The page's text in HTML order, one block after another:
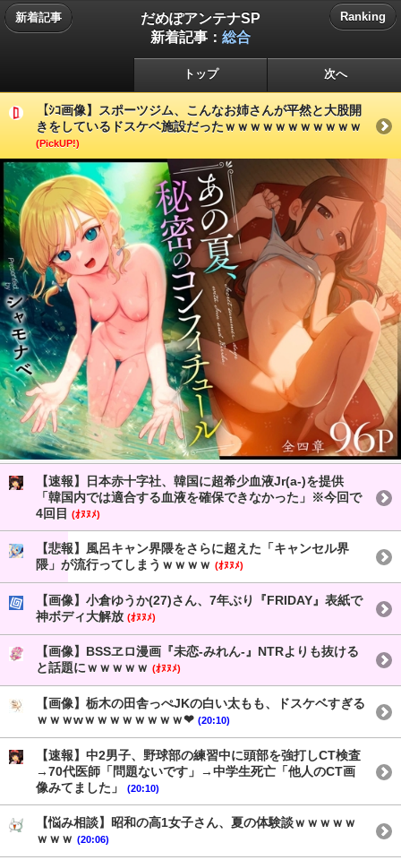
新着記事
だめぽアンテナSP
新着記事： 総合
Ranking
トップ 次へ
【ｼｺ画像】スポーツジム、こんなお姉さんが平然と大股開
きをしているドスケベ施設だったｗｗｗｗｗｗｗｗｗｗｗ
(PickUP!)
【速報】日本赤十字社、韓国に超希少血液Jr(a-)を提供
「韓国内では適合する血液を確保できなかった」※今回で
4回目 (ｵﾇﾇﾒ)
【悲報】風呂キャン界隈をさらに超えた「キャンセル界
隈」が流行ってしまうｗｗｗｗ (ｵﾇﾇﾒ)
【画像】小倉ゆうか(27)さん、7年ぶり『FRIDAY』表紙で
神ボディ大解放 (ｵﾇﾇﾒ)
【画像】BSSヱロ漫画『未恋-みれん-』NTRよりも抜ける
と話題にｗｗｗｗｗ (ｵﾇﾇﾒ)
【画像】栃木の田舎っぺJKの白い太もも、ドスケベすぎる
ｗｗｗwｗｗｗｗｗｗｗｗ❤ (20:10)
【速報】中2男子、野球部の練習中に頭部を強打しCT検査
→70代医師「問題ないです」→中学生死亡「他人のCT画
像みてました」
(20:10)
【悩み相談】昭和の高1女子さん、夏の体験談ｗｗｗｗｗ
ｗｗｗ (20:06)